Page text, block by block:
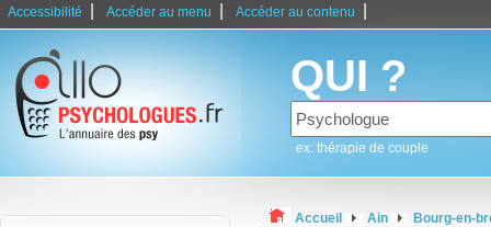
Accessibilité Accéder au menu Accéder au contenu
QUI ?
ex: thérapie de couple
Accueil Ain Bourg-en-